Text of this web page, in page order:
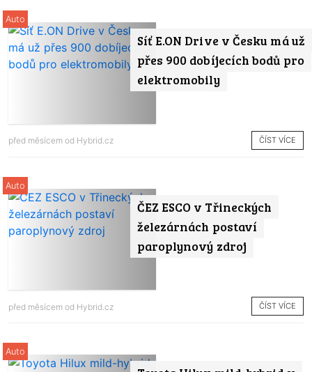
Síť E.ON Drive v Česku má už
přes 900 dobíjecích bodů pro
elektromobily
Auto
před měsícem od Hybrid.cz ČÍST VÍCE
ČEZ ESCO v Třineckých
železárnách postaví
paroplynový zdroj
Auto
před měsícem od Hybrid.cz ČÍST VÍCE
Auto